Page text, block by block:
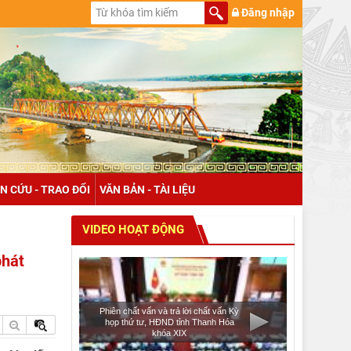
Đăng nhập
CỨU - TRAO ĐỔI VĂN BẢN - TÀI LIỆU
VIDEO HOẠT ĐỘNG
Phiên chất vấn và trả lời chất vấn Kỳ
họp thứ tư, HĐND tỉnh Thanh Hóa
khóa XIX